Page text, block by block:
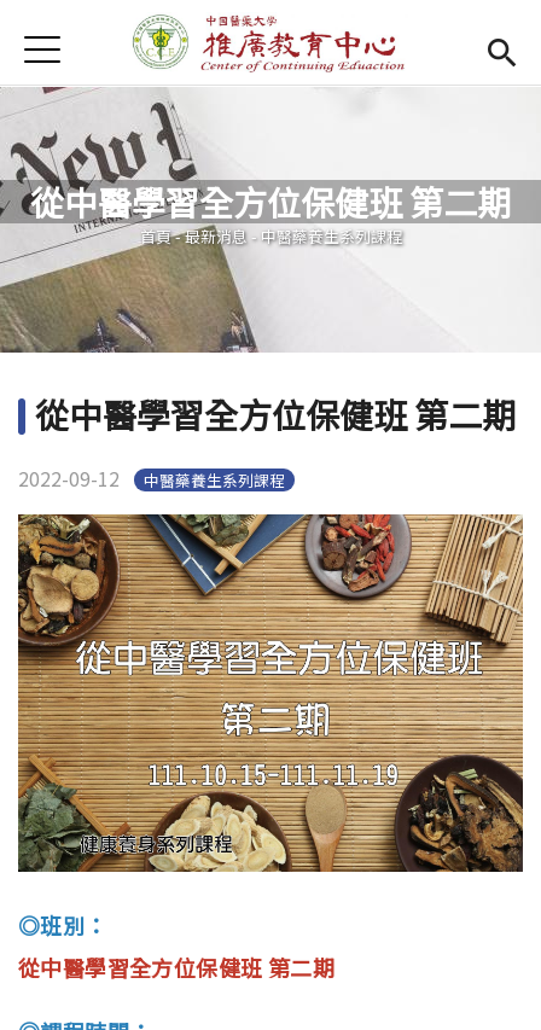
首頁
首頁
Open submenu (關於我們)
關於我們
最新消息
課程報名系統(link is external)
檔案下載
學校首頁(link is external)
樂齡專區
English
Jump to Navigation
Jump to Main content
從中醫學習全方位保健班 第二期
您在這裡
首頁-最新消息 - 中醫藥養生系列課程
從中醫學習全方位保健班 第二期
2022-09-12 中醫藥養生系列課程
◎班別：
從中醫學習全方位保健班 第二期